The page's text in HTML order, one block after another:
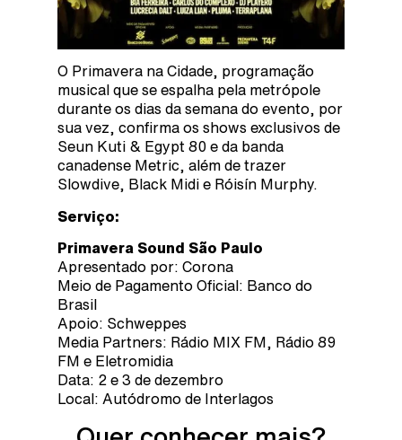
O Primavera na Cidade, programação
musical que se espalha pela metrópole
durante os dias da semana do evento, por
sua vez, confirma os shows exclusivos de
Seun Kuti & Egypt 80 e da banda
canadense Metric, além de trazer
Slowdive, Black Midi e Róisín Murphy.
Serviço:
Primavera Sound São Paulo
Apresentado por: Corona
Meio de Pagamento Oficial: Banco do
Brasil
Apoio: Schweppes
Media Partners: Rádio MIX FM, Rádio 89
FM e Eletromidia
Data: 2 e 3 de dezembro
Local: Autódromo de Interlagos